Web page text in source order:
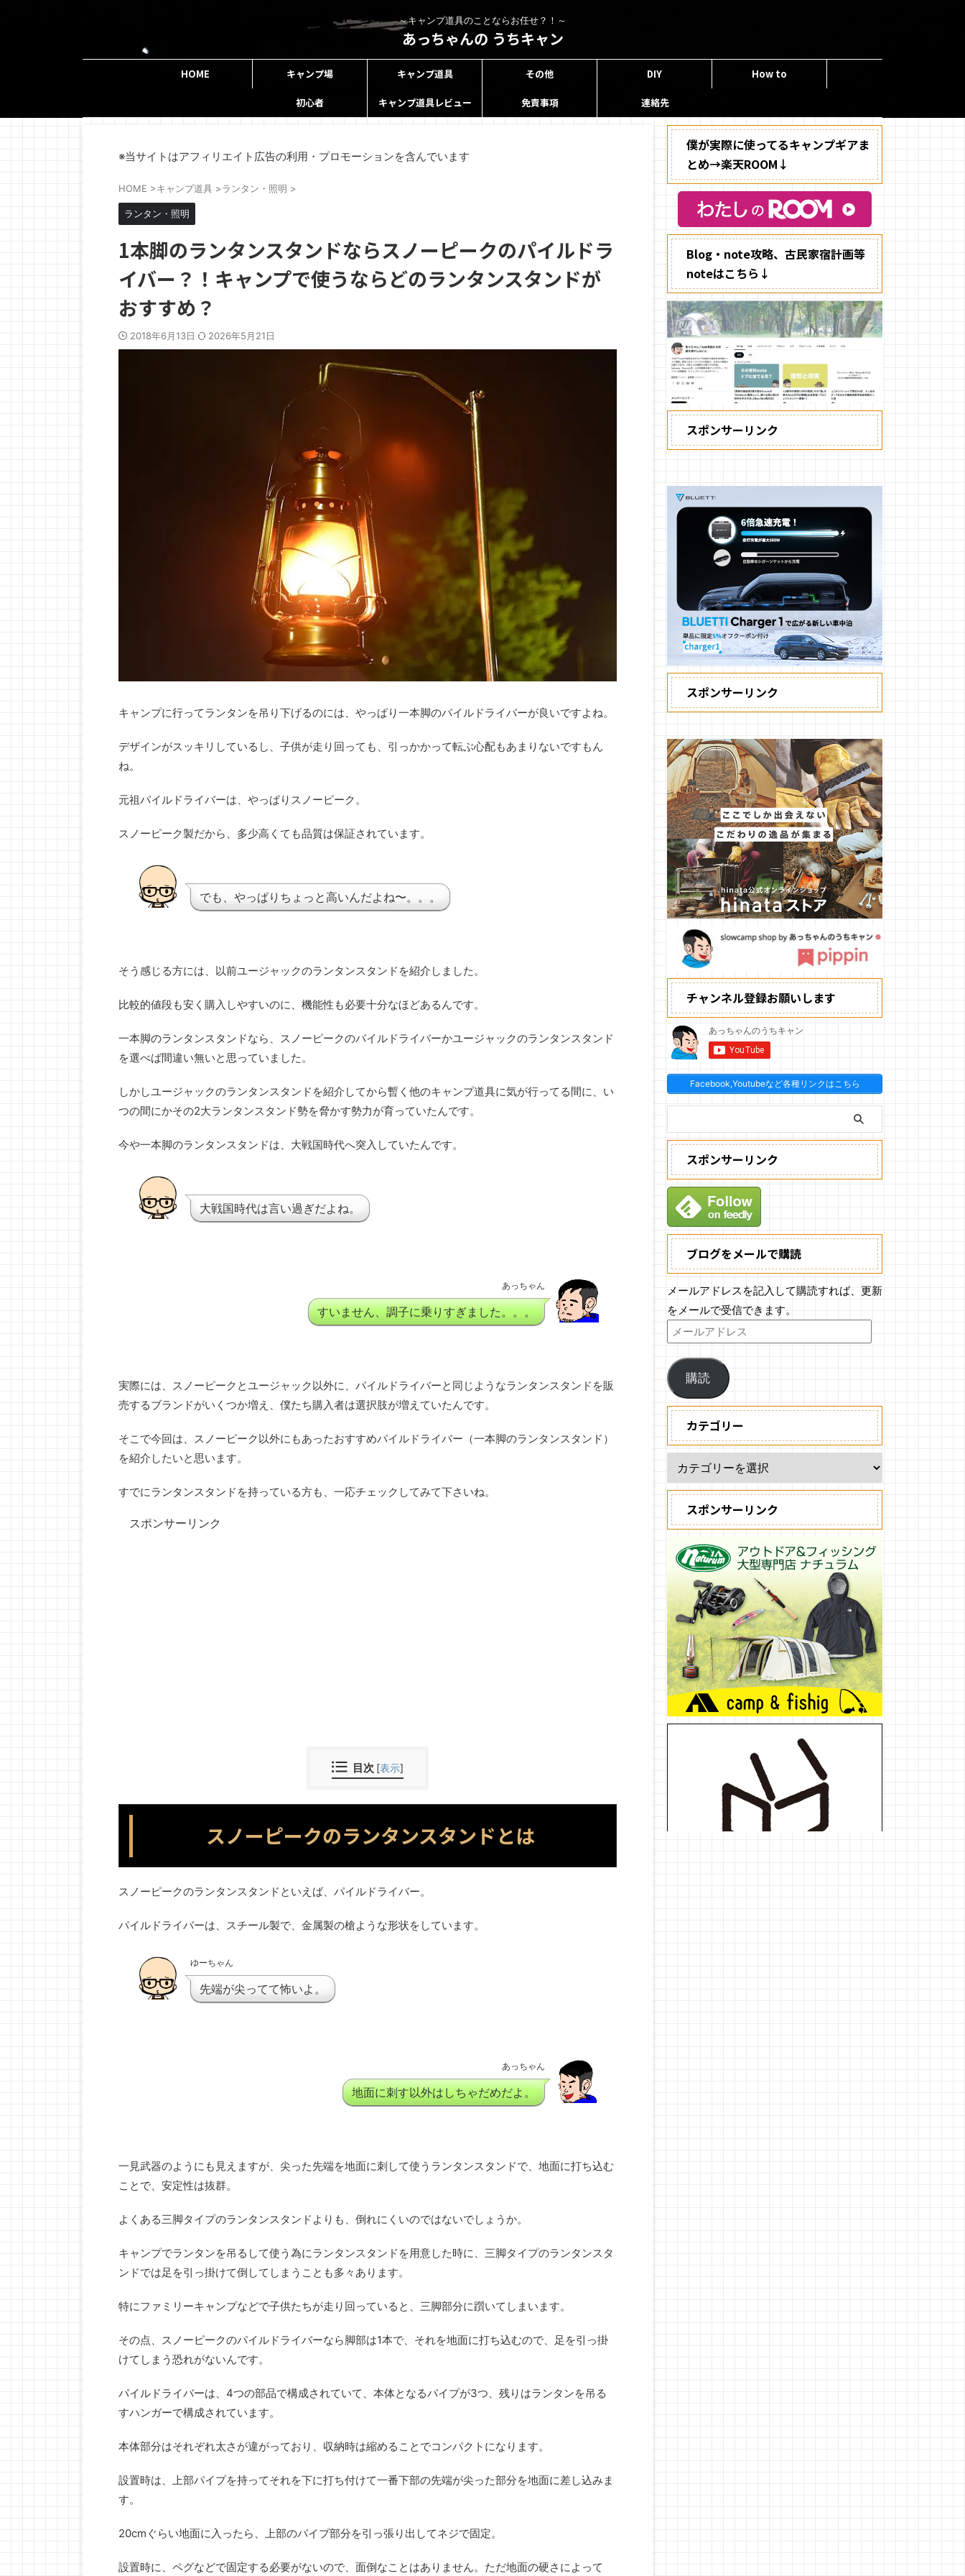
～キャンプ道具のことならお任せ？！～
あっちゃんの うちキャン
HOME キャンプ場 キャンプ道具 その他 DIY How to
初心者 キャンプ道具レビュー 免責事項 連絡先
※当サイトはアフィリエイト広告の利用・プロモーションを含んでいます
HOME >キャンプ道具 >ランタン・照明 >
ランタン・照明
1本脚のランタンスタンドならスノーピークのパイルドラ
イバー？！キャンプで使うならどのランタンスタンドが
おすすめ？
2018年6月13日 2026年5月21日
キャンプに行ってランタンを吊り下げるのには、やっぱり一本脚のパイルドライバーが良いですよね。
デザインがスッキリしているし、子供が走り回っても、引っかかって転ぶ心配もあまりないですもん
ね。
元祖パイルドライバーは、やっぱりスノーピーク。
スノーピーク製だから、多少高くても品質は保証されています。
でも、やっぱりちょっと高いんだよね〜。。。
そう感じる方には、以前ユージャックのランタンスタンドを紹介しました。
比較的値段も安く購入しやすいのに、機能性も必要十分なほどあるんです。
一本脚のランタンスタンドなら、スノーピークのパイルドライバーかユージャックのランタンスタンド
を選べば間違い無いと思っていました。
しかしユージャックのランタンスタンドを紹介してから暫く他のキャンプ道具に気が行ってる間に、い
つの間にかその2大ランタンスタンド勢を脅かす勢力が育っていたんです。
今や一本脚のランタンスタンドは、大戦国時代へ突入していたんです。
大戦国時代は言い過ぎだよね。
あっちゃん
すいません、調子に乗りすぎました。。。
実際には、スノーピークとユージャック以外に、パイルドライバーと同じようなランタンスタンドを販
売するブランドがいくつか増え、僕たち購入者は選択肢が増えていたんです。
そこで今回は、スノーピーク以外にもあったおすすめパイルドライバー（一本脚のランタンスタンド）
を紹介したいと思います。
すでにランタンスタンドを持っている方も、一応チェックしてみて下さいね。
スポンサーリンク
目次 [表示]
スノーピークのランタンスタンドとは
スノーピークのランタンスタンドといえば、パイルドライバー。
パイルドライバーは、スチール製で、金属製の槍ような形状をしています。
ゆーちゃん
先端が尖ってて怖いよ。
あっちゃん
地面に刺す以外はしちゃだめだよ。
一見武器のようにも見えますが、尖った先端を地面に刺して使うランタンスタンドで、地面に打ち込む
ことで、安定性は抜群。
よくある三脚タイプのランタンスタンドよりも、倒れにくいのではないでしょうか。
キャンプでランタンを吊るして使う為にランタンスタンドを用意した時に、三脚タイプのランタンスタ
ンドでは足を引っ掛けて倒してしまうことも多々あります。
特にファミリーキャンプなどで子供たちが走り回っていると、三脚部分に躓いてしまいます。
その点、スノーピークのパイルドライバーなら脚部は1本で、それを地面に打ち込むので、足を引っ掛
けてしまう恐れがないんです。
パイルドライバーは、4つの部品で構成されていて、本体となるパイプが3つ、残りはランタンを吊る
すハンガーで構成されています。
本体部分はそれぞれ太さが違がっており、収納時は縮めることでコンパクトになります。
設置時は、上部パイプを持ってそれを下に打ち付けて一番下部の先端が尖った部分を地面に差し込みま
す。
20cmぐらい地面に入ったら、上部のパイプ部分を引っ張り出してネジで固定。
設置時に、ペグなどで固定する必要がないので、面倒なことはありません。ただ地面の硬さによって
僕が実際に使ってるキャンプギアま
とめ→楽天ROOM↓
Blog・note攻略、古民家宿計画等
noteはこちら↓
スポンサーリンク
スポンサーリンク
チャンネル登録お願いします
Facebook,Youtubeなど各種リンクはこちら
スポンサーリンク
ブログをメールで購読
メールアドレスを記入して購読すれば、更新
をメールで受信できます。
購読
カテゴリー
スポンサーリンク